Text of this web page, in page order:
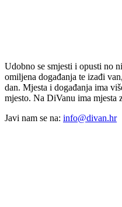
Udobno se smjesti i opusti no
omiljena događanja te izađi
dan. Mjesta i događanja ima
mjesto. Na DiVanu ima mjesta
Javi nam se na: info@divan.hr